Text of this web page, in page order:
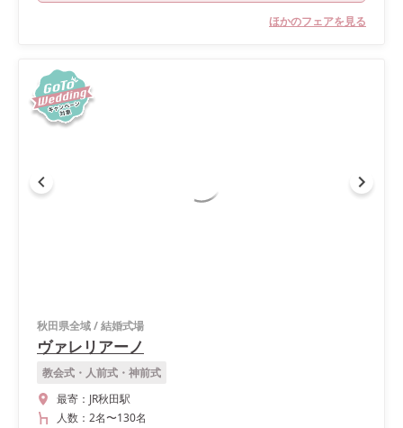
ほかのフェアを見る
秋田県全域/結婚式場
ヴァレリアーノ
教会式・人前式・神前式
最寄： JR秋田駅
人数： 2名〜130名